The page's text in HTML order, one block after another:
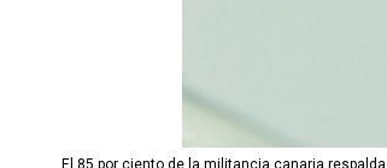
El 85 por ciento de la militancia canaria